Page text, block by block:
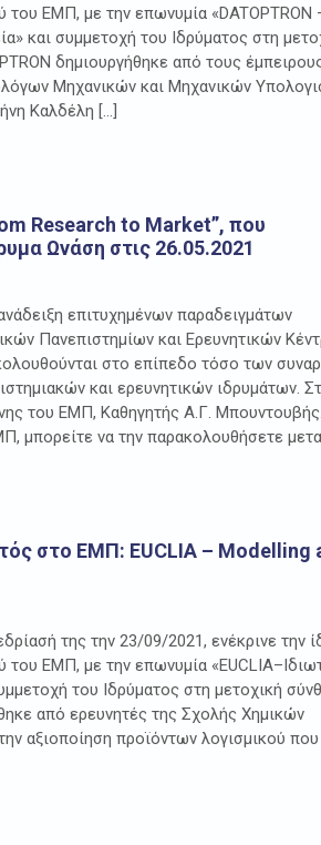
του ΕΜΠ, με την επωνυμία «DATOPTRON
και συμμετοχή του Ιδρύματος στη
δημιουργήθηκε από τους
Μηχανικών και Μηχανικών
Καλδέλη […]
Research to Market”, που
Ωνάση στις 26.05.2021
επιτυχημένων παραδειγμάτων
Πανεπιστημίων και Ερευνητικών
στο επίπεδο τόσο των
και ερευνητικών ιδρυμάτων.
του ΕΜΠ, Καθηγητής Α.Γ.
μπορείτε να την παρακολουθήσετε
στο ΕΜΠ: EUCLIA – Modelling
της την 23/09/2021, ενέκρινε την
του ΕΜΠ, με την επωνυμία
του Ιδρύματος στη μετοχική
από ερευνητές της Σχολής Χημικών
αξιοποίηση προϊόντων λογισμικού